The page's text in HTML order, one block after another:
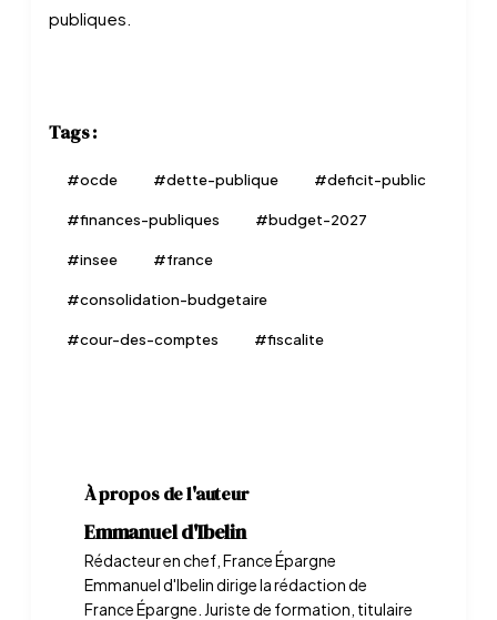
publiques.
Tags :
#ocde #dette-publique #deficit-public
#finances-publiques #budget-2027
#insee #france
#consolidation-budgetaire
#cour-des-comptes #fiscalite
À propos de l'auteur
Emmanuel d'Ibelin
Rédacteur en chef, France Épargne
Emmanuel d'Ibelin dirige la rédaction de
France Épargne. Juriste de formation, titulaire